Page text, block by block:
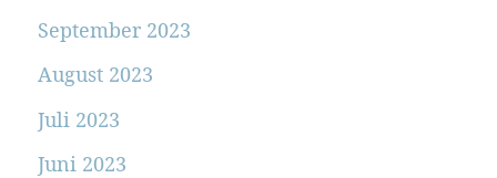
September 2023
August 2023
Juli 2023
Juni 2023